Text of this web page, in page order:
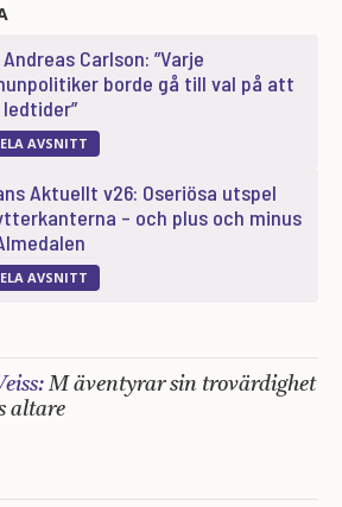
Carlson: ”Varje
borde gå till val på att
AVSNITT
Aktuellt v26: Oseriösa utspel
– och plus och minus
AVSNITT
M äventyrar sin trovärdighet
altare